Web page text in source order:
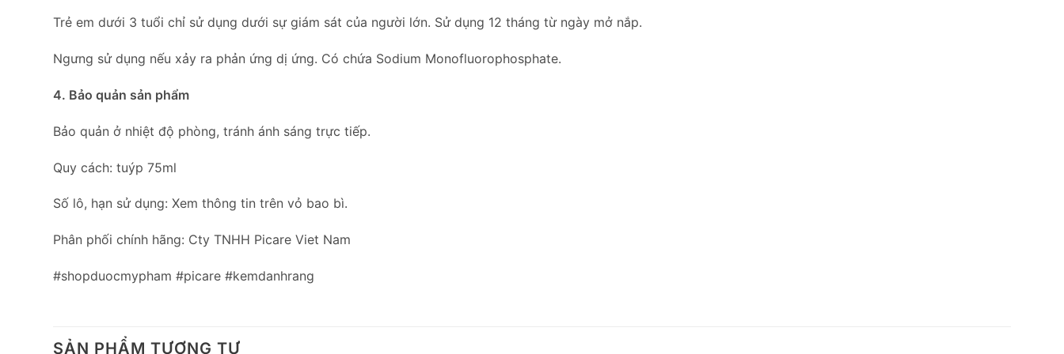
Trẻ em dưới 3 tuổi chỉ sử dụng dưới sự giám sát của người lớn. Sử dụng 12 tháng từ ngày mở nắp.
Ngưng sử dụng nếu xảy ra phản ứng dị ứng. Có chứa Sodium Monofluorophosphate.
4. Bảo quản sản phẩm
Bảo quản ở nhiệt độ phòng, tránh ánh sáng trực tiếp.
Quy cách: tuýp 75ml
Số lô, hạn sử dụng: Xem thông tin trên vỏ bao bì.
Phân phối chính hãng: Cty TNHH Picare Viet Nam
#shopduocmypham #picare #kemdanhrang
SẢN PHẨM TƯƠNG TỰ